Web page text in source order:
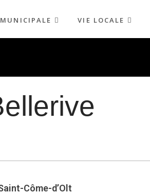
VIE LOCALE
Côme-d’Olt